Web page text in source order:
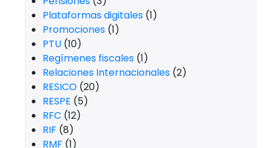
Plataformas digitales (1)
Promociones (1)
PTU (10)
Regímenes fiscales (1)
Relaciones Internacionales (2)
RESICO (20)
RESPE (5)
RFC (12)
RIF (8)
RMF (1)